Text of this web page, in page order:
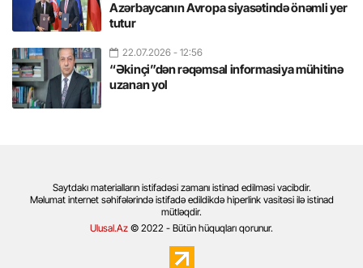
Azərbaycanın Avropa siyasətində önəmli yer
tutur
22.07.2026 - 12:56
“Əkinçi”dən rəqəmsal informasiya mühitinə
uzanan yol
Saytdakı materialların istifadəsi zamanı istinad edilməsi vacibdir.
Məlumat internet səhifələrində istifadə edildikdə hiperlink vasitəsi ilə istinad
mütləqdir.
Ulusal.Az © 2022 - Bütün hüquqları qorunur.